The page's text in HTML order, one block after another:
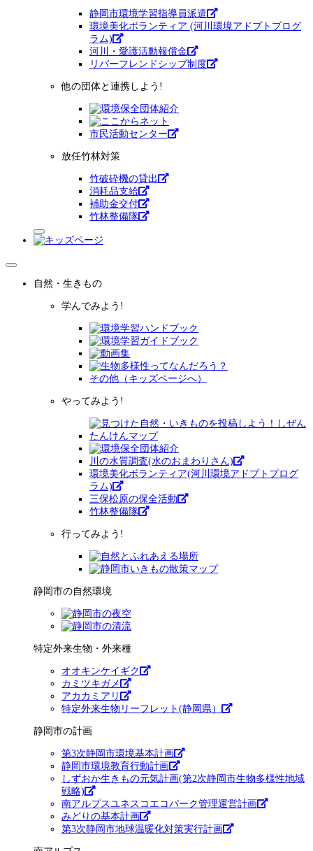
静岡市環境学習指導員派遣
環境美化ボランティア (河川環境アドプトプログ
ラム)
河川・愛護活動報償金
リバーフレンドシップ制度
他の団体と連携しよう!
市⺠活動センター
放任竹林対策
竹破砕機の貸出
消耗品支給
補助金交付
竹林整備隊
自然・生きもの
学んでみよう!
その他（キッズページへ）
やってみよう!
川の水質調査(水のおまわりさん)
環境美化ボランティア(河川環境アドプトプログ
ラム)
三保松原の保全活動
竹林整備隊
行ってみよう!
静岡市の自然環境
特定外来生物・外来種
オオキンケイギク
カミツキガメ
アカカミアリ
特定外来生物リーフレット(静岡県）
静岡市の計画
第3次静岡市環境基本計画
静岡市環境教育行動計画
しずおか生きもの元気計画(第2次静岡市生物多様性地域
戦略)
南アルプスユネスコエコパーク管理運営計画
みどりの基本計画
第3次静岡市地球温暖化対策実行計画